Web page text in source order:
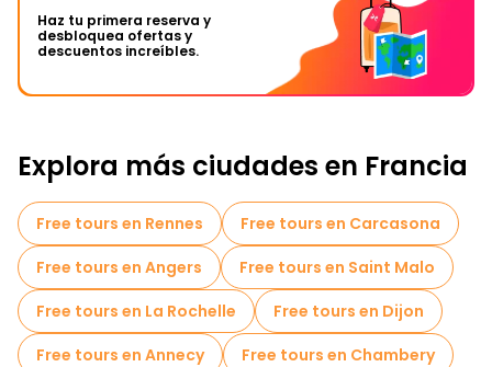
Haz tu primera reserva y
desbloquea ofertas y
descuentos increíbles.
Explora más ciudades en Francia
Free tours en Rennes
Free tours en Carcasona
Free tours en Angers
Free tours en Saint Malo
Free tours en La Rochelle
Free tours en Dijon
Free tours en Annecy
Free tours en Chambery